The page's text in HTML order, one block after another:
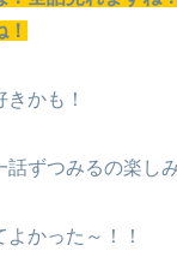
かも！
話ずつみるの楽し
かった～！！